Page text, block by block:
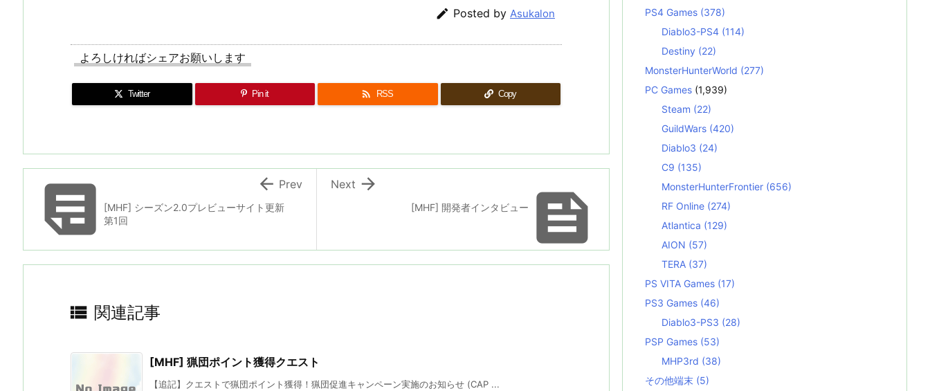
 Posted by Asukalon
よろしければシェアお願いします
Twitter Pin it  RSS Copy

[MHF] 開発者インタビュー

Next
[MHF] シーズン2.0プレビューサイト更新
第1回
 Prev
 関連記事
[MHF] 猟団ポイント獲得クエスト
【追記】クエストで猟団ポイント獲得！猟団促進キャンペーン実施のお知らせ (CAP ...
PS4 Games (378)
Diablo3-PS4 (114)
Destiny (22)
MonsterHunterWorld (277)
PC Games (1,939)
Steam (22)
GuildWars (420)
Diablo3 (24)
C9 (135)
MonsterHunterFrontier (656)
RF Online (274)
Atlantica (129)
AION (57)
TERA (37)
PS VITA Games (17)
PS3 Games (46)
Diablo3-PS3 (28)
PSP Games (53)
MHP3rd (38)
その他端末 (5)